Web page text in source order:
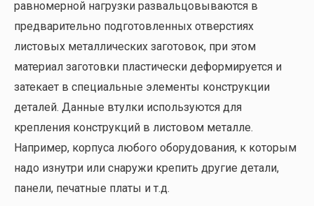
равномерной нагрузки развальцовываются в
предварительно подготовленных отверстиях
листовых металлических заготовок, при этом
материал заготовки пластически деформируется и
затекает в специальные элементы конструкции
деталей. Данные втулки используются для
крепления конструкций в листовом металле.
Например, корпуса любого оборудования, к которым
надо изнутри или снаружи крепить другие детали,
панели, печатные платы и т.д.